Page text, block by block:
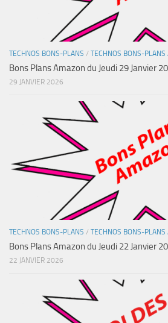
TECHNOS BONS-PLANS / TECHNOS BONS-PLANS
Bons Plans Amazon du Jeudi 29 Janvier
29 JANVIER 2026
TECHNOS BONS-PLANS / TECHNOS BONS-PLANS
Bons Plans Amazon du Jeudi 22 Janvier
22 JANVIER 2026